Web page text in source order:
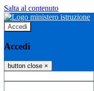
Salta al contenuto
Accedi
Accedi
button close ×